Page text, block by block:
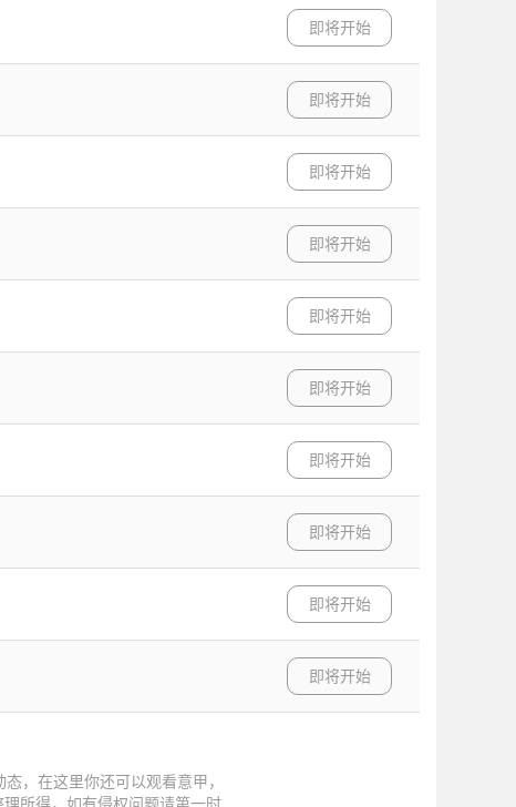
即将开始
即将开始
即将开始
即将开始
即将开始
即将开始
即将开始
即将开始
即将开始
即将开始
，在这里你还可以观看意甲，
所得，如有侵权问题请第一时